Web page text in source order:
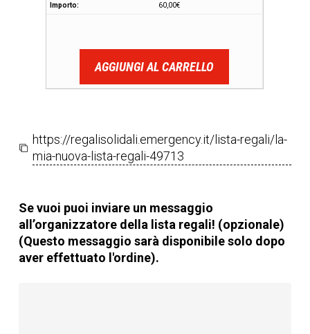
60,00€
AGGIUNGI AL CARRELLO
https://regalisolidali.emergency.it/lista-regali/la-
mia-nuova-lista-regali-49713
Se vuoi puoi inviare un messaggio
all’organizzatore della lista regali! (opzionale)
(Questo messaggio sarà disponibile solo dopo
aver effettuato l'ordine).